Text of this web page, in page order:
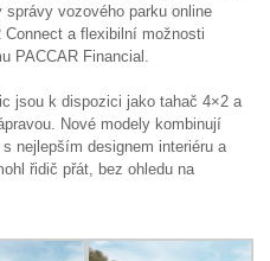
vozového parku online
a flexibilní možnosti
PACCAR Financial.
jsou k dispozici jako tahač 4×2 a
Nové modely kombinují
nejlepším designem interiéru a
řidič přát, bez ohledu na